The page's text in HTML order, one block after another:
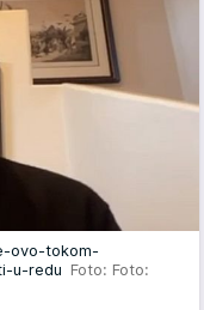
ovo-tokom-
u-redu Foto: Foto: